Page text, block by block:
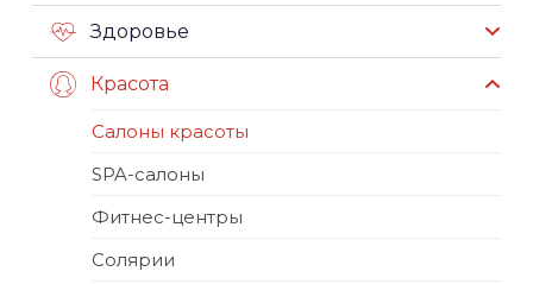
Здоровье
Красота
Салоны красоты
SPA-салоны
Фитнес-центры
Солярии